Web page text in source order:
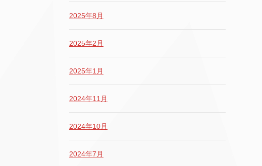
2025年8月
2025年2月
2025年1月
2024年11月
2024年10月
2024年7月